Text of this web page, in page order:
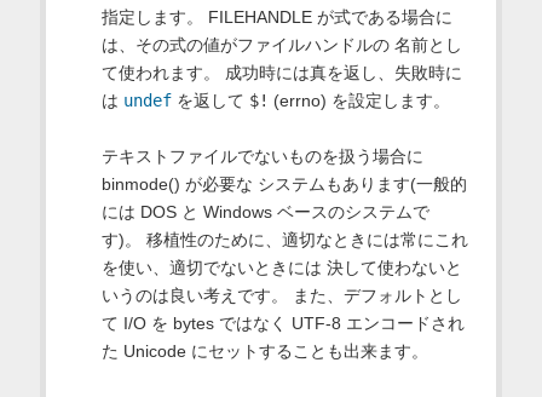
指定します。 FILEHANDLE が式である場合に
は、その式の値がファイルハンドルの 名前とし
て使われます。 成功時には真を返し、失敗時に
は undefを返して $! (errno) を設定します。
テキストファイルでないものを扱う場合に
binmode() が必要な システムもあります(一般的
には DOS と Windows ベースのシステムで
す)。 移植性のために、適切なときには常にこれ
を使い、適切でないときには 決して使わないと
いうのは良い考えです。 また、デフォルトとし
て I/O を bytes ではなく UTF-8 エンコードされ
た Unicode にセットすることも出来ます。